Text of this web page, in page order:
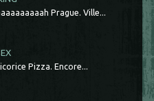
Prague. Ville...
Pizza. Encore...